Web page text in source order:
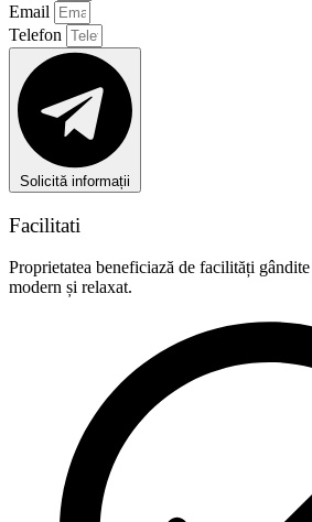
Email
Telefon
Solicită informații
Facilitati
Proprietatea beneficiază de facilități
modern și relaxat.